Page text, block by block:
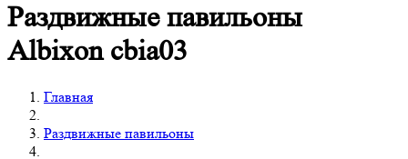
Раздвижные павильоны
Albixon cbia03
Главная
Раздвижные павильоны